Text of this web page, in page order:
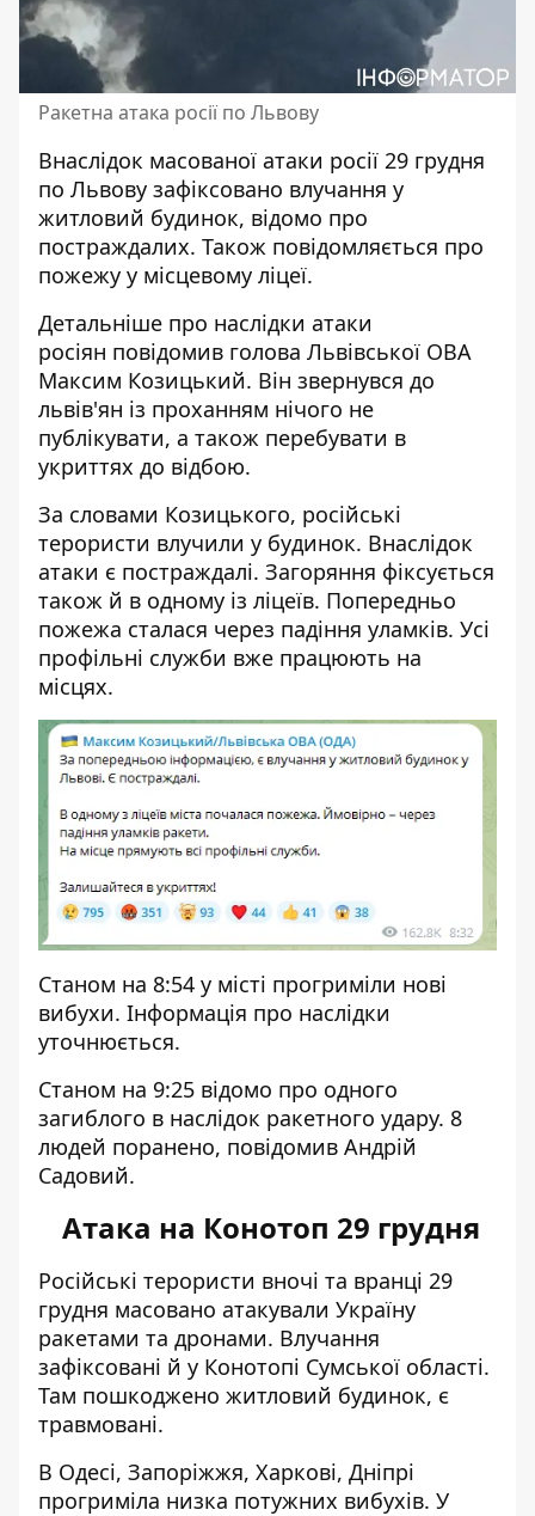
Ракетна атака росії по Львову
Внаслідок масованої атаки росії 29 грудня
по Львову зафіксовано влучання у
житловий будинок, відомо про
постраждалих. Також повідомляється про
пожежу у місцевому ліцеї.
Детальніше про наслідки атаки
росіян повідомив голова Львівської ОВА
Максим Козицький. Він звернувся до
львів'ян із проханням нічого не
публікувати, а також перебувати в
укриттях до відбою.
За словами Козицького, російські
терористи влучили у будинок. Внаслідок
атаки є постраждалі. Загоряння фіксується
також й в одному із ліцеїв. Попередньо
пожежа сталася через падіння уламків. Усі
профільні служби вже працюють на
місцях.
Станом на 8:54 у місті прогриміли нові
вибухи. Інформація про наслідки
уточнюється.
Станом на 9:25 відомо про одного
загиблого в наслідок ракетного удару. 8
людей поранено, повідомив Андрій
Садовий.
Атака на Конотоп 29 грудня
Російські терористи вночі та вранці 29
грудня масовано атакували Україну
ракетами та дронами. Влучання
зафіксовані й у Конотопі Сумської області.
Там пошкоджено житловий будинок, є
травмовані.
В Одесі, Запоріжжя, Харкові, Дніпрі
прогриміла низка потужних вибухів. У